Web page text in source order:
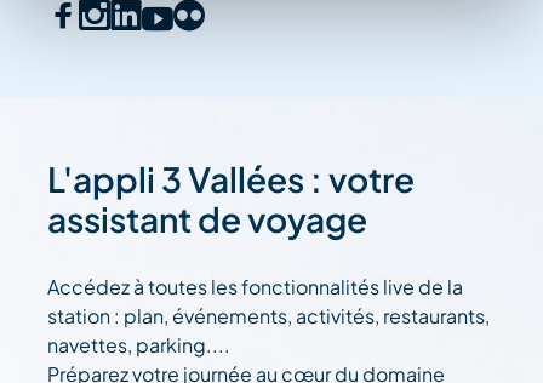
L'appli 3 Vallées : votre
assistant de voyage
Accédez à toutes les fonctionnalités live de la
station : plan, événements, activités, restaurants,
navettes, parking....
Préparez votre journée au cœur du domaine